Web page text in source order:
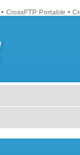
• CrossFTP Portable •